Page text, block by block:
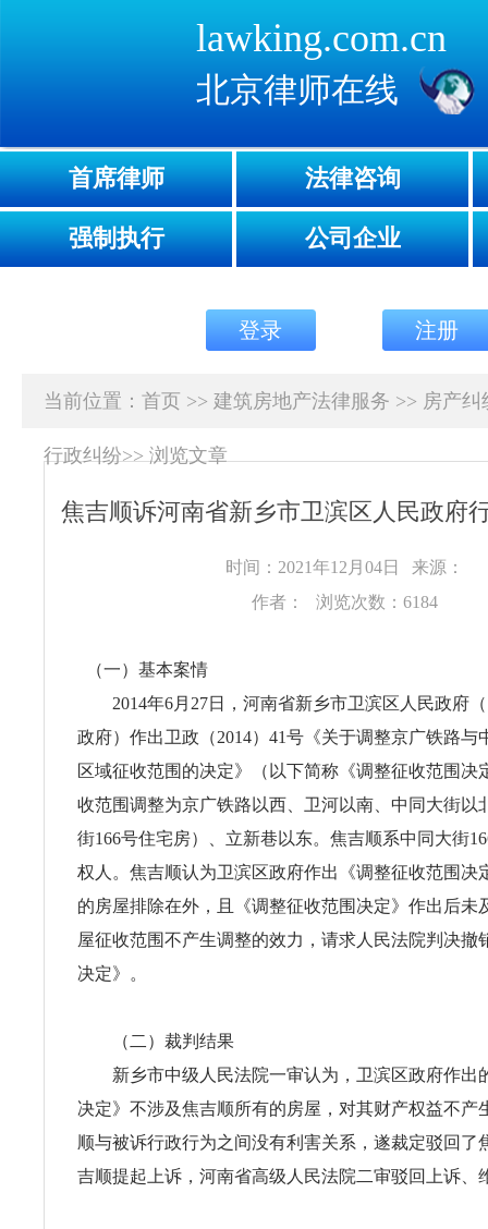
lawking.com.cn
北京律师在线
首席律师 法律咨询
强制执行 公司企业
登录 注册
当前位置： 首页 >> 建筑房地产法律服务 >> 房产纠
行政纠纷>>浏览文章
焦吉顺诉河南省新乡市卫滨区人民政府
时间：2021年12月04日
来源：
作者：
浏览次数：6184
（一）基本案情
2014年6月27日，河南省新乡市卫滨区人民政府
政府）作出卫政（2014）41号《关于调整京广铁路与
区域征收范围的决定》（以下简称《调整征收范围决
收范围调整为京广铁路以西、卫河以南、中同大街以
街166号住宅房）、立新巷以东。焦吉顺系中同大街
权人。焦吉顺认为卫滨区政府作出《调整征收范围决
的房屋排除在外，且《调整征收范围决定》作出后未
屋征收范围不产生调整的效力，请求人民法院判决撤
决定》。
（二）裁判结果
新乡市中级人民法院一审认为，卫滨区政府作出
决定》不涉及焦吉顺所有的房屋，对其财产权益不产
顺与被诉行政行为之间没有利害关系，遂裁定驳回了
吉顺提起上诉，河南省高级人民法院二审驳回上诉、